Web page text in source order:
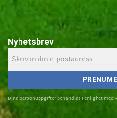
Nyhetsbrev
Dina personuppgifter behandlas i enlighet med